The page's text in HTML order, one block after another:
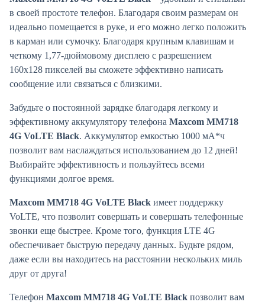
в своей простоте телефон. Благодаря своим размерам он
идеально помещается в руке, и его можно легко положить
в карман или сумочку. Благодаря крупным клавишам и
четкому 1,77-дюймовому дисплею с разрешением
160х128 пикселей вы сможете эффективно написать
сообщение или связаться с близкими.
Забудьте о постоянной зарядке благодаря легкому и
эффективному аккумулятору телефона Maxcom MM718
4G VoLTE Black. Аккумулятор емкостью 1000 мА*ч
позволит вам наслаждаться использованием до 12 дней!
Выбирайте эффективность и пользуйтесь всеми
функциями долгое время.
Maxcom MM718 4G VoLTE Black имеет поддержку
VoLTE, что позволит совершать и совершать телефонные
звонки еще быстрее. Кроме того, функция LTE 4G
обеспечивает быструю передачу данных. Будьте рядом,
даже если вы находитесь на расстоянии нескольких миль
друг от друга!
Телефон Maxcom MM718 4G VoLTE Black позволит вам